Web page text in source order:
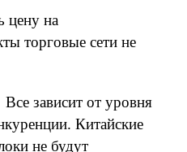
цену на
торговые сети не
зависит от уровня
Китайские
не будут